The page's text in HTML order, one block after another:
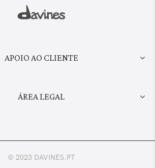
APOIO AO CLIENTE
ÁREA LEGAL
© 2023 DAVINES.PT